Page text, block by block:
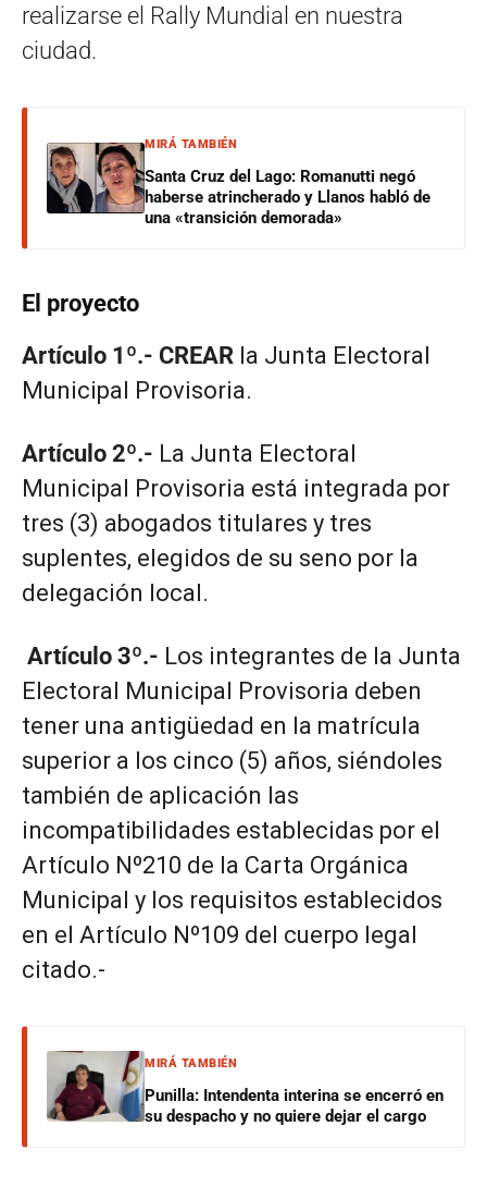
realizarse el Rally Mundial en nuestra
ciudad.
MIRÁ TAMBIÉN
Santa Cruz del Lago: Romanutti negó
haberse atrincherado y Llanos habló de
una «transición demorada»
El proyecto
Artículo 1º.- CREAR la Junta Electoral
Municipal Provisoria.
Artículo 2º.- La Junta Electoral
Municipal Provisoria está integrada por
tres (3) abogados titulares y tres
suplentes, elegidos de su seno por la
delegación local.
Artículo 3º.- Los integrantes de la Junta
Electoral Municipal Provisoria deben
tener una antigüedad en la matrícula
superior a los cinco (5) años, siéndoles
también de aplicación las
incompatibilidades establecidas por el
Artículo Nº210 de la Carta Orgánica
Municipal y los requisitos establecidos
en el Artículo Nº109 del cuerpo legal
citado.-
MIRÁ TAMBIÉN
Punilla: Intendenta interina se encerró en
su despacho y no quiere dejar el cargo